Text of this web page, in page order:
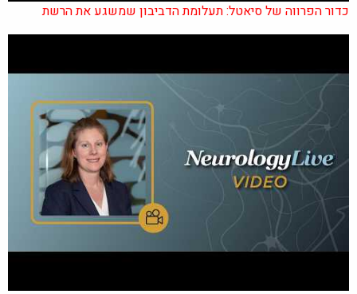
כדור הפרווה של סיאטל: תעלומת הדביבון שמשגע את הרשת